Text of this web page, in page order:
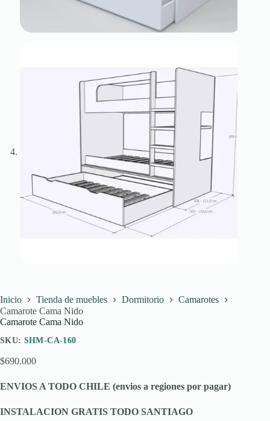
Inicio Tienda de muebles Dormitorio
Camarotes
Camarote Cama Nido
Camarote Cama Nido
SKU: SHM-CA-160
$690.000
ENVIOS A TODO CHILE (envios a regiones por pagar)
INSTALACION GRATIS TODO SANTIAGO